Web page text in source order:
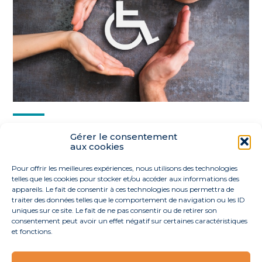
Gérer le consentement
aux cookies
Pour offrir les meilleures expériences, nous utilisons des technologies
telles que les cookies pour stocker et/ou accéder aux informations des
appareils. Le fait de consentir à ces technologies nous permettra de
traiter des données telles que le comportement de navigation ou les ID
uniques sur ce site. Le fait de ne pas consentir ou de retirer son
consentement peut avoir un effet négatif sur certaines caractéristiques
et fonctions.
FaceBook
TwitterLinkedIn